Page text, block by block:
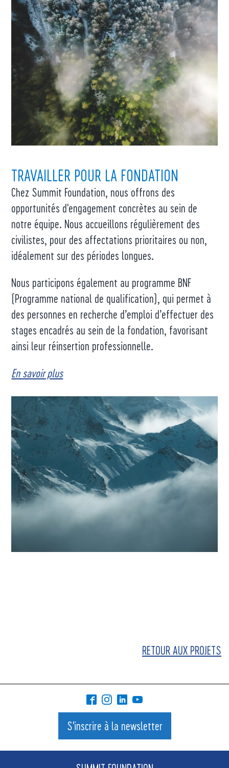
TRAVAILLER POUR LA FONDATION
Chez Summit Foundation, nous offrons des
opportunités d'engagement concrètes au sein de
notre équipe. Nous accueillons régulièrement des
civilistes, pour des affectations prioritaires ou non,
idéalement sur des périodes longues.
Nous participons également au programme BNF
(Programme national de qualification), qui permet à
des personnes en recherche d’emploi d’effectuer des
stages encadrés au sein de la fondation, favorisant
ainsi leur réinsertion professionnelle.
En savoir plus
RETOUR AUX PROJETS
S'inscrire à la newsletter